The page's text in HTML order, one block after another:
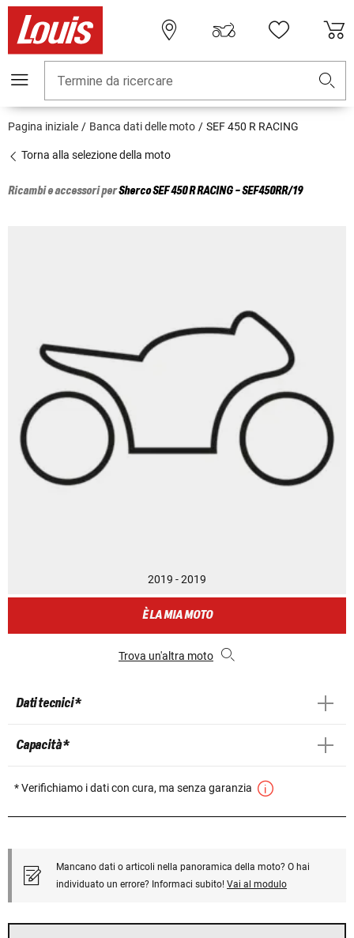
Termine da ricercare
Pagina iniziale Banca dati delle moto SEF 450 R RACING
Torna alla selezione della moto
Ricambi e accessori perShercoSEF 450 R RACING - SEF450RR/19
2019 - 2019
È LA MIA MOTO
Trova un'altra moto
Dati tecnici *
Capacità *
* Verifichiamo i dati con cura, ma senza garanzia
Mancano dati o articoli nella panoramica della moto? O hai
individuato un errore? Informaci subito! Vai al modulo